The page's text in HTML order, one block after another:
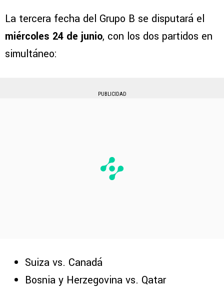
La tercera fecha del Grupo B se disputará el
miércoles 24 de junio, con los dos partidos en
simultáneo:
PUBLICIDAD
Suiza vs. Canadá
Bosnia y Herzegovina vs. Qatar